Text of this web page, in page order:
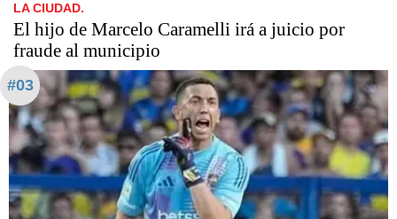
LA CIUDAD.
​​​​​El hijo de Marcelo Caramelli irá a juicio por
fraude al municipio
#03